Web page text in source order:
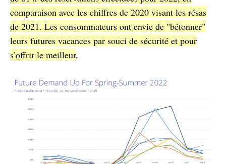
comparaison avec les chiffres de 2020 visant les résas
de 2021. Les consommateurs ont envie de "bétonner"
leurs futures vacances par souci de sécurité et pour
s’offrir le meilleur.